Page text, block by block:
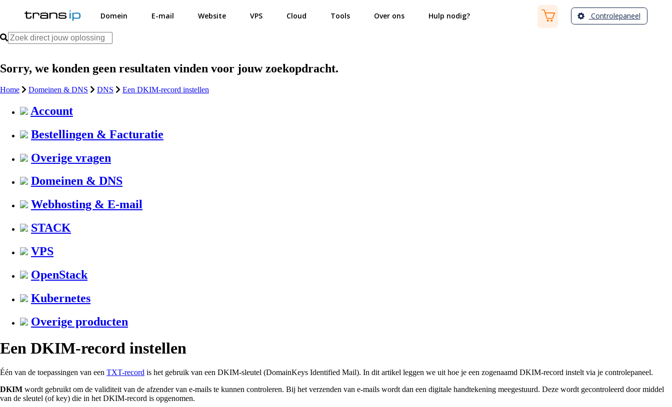
Domein E-mail Website VPS Cloud Tools Over ons Hulp nodig? Controlepaneel
Sorry, we konden geen resultaten vinden voor jouw zoekopdracht.
Home Domeinen & DNS DNS Een DKIM-record instellen
Account
Bestellingen & Facturatie
Overige vragen
Domeinen & DNS
Webhosting & E-mail
STACK
VPS
OpenStack
Kubernetes
Overige producten
Een DKIM-record instellen
Één van de toepassingen van een TXT-record is het gebruik van een DKIM-sleutel (DomainKeys Identified Mail). In dit artikel leggen we uit hoe je een zogenaamd DKIM-record instelt via je controlepaneel.
DKIM wordt gebruikt om de validiteit van de afzender van e-mails te kunnen controleren. Bij het verzenden van e-mails wordt dan een digitale handtekening meegestuurd. Deze wordt gecontroleerd door middel
van de sleutel (of key) die in het DKIM-record is opgenomen.